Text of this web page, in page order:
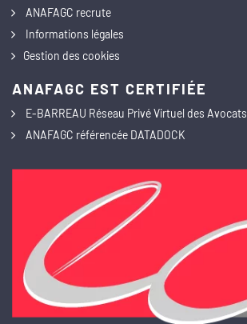
ANAFAGC recrute
Informations légales
Gestion des cookies
ANAFAGC EST CERTIFIÉE
E-BARREAU Réseau Privé Virtuel des Avocats
ANAFAGC référencée DATADOCK